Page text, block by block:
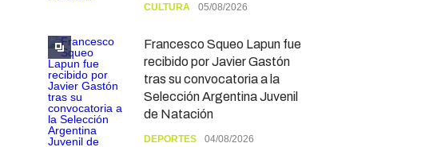
CULTURA 05/08/2026
Francesco Squeo Lapun fue
recibido por Javier Gastón
tras su convocatoria a la
Selección Argentina Juvenil
de Natación
DEPORTES 04/08/2026